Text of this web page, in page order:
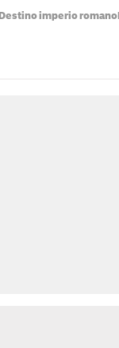
Destino imperio romano